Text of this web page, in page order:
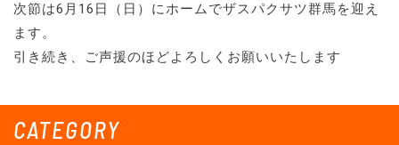
CATEGORY
次節は6月16日（日）にホームでザスパクサツ群馬を迎え
ます。
引き続き、ご声援のほどよろしくお願いいたします